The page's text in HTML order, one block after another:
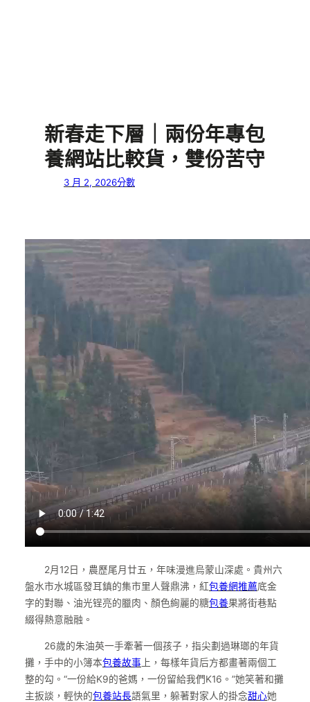
新春走下層｜兩份年專包
養網站比較貨，雙份苦守
3 月 2, 2026分數
2月12日，農歷尾月廿五，年味漫進烏蒙山深處。貴州六
盤水市水城區發耳鎮的集市里人聲鼎沸，紅包養網推薦底金
字的對聯、油光锃亮的臘肉、顏色絢麗的糖包養果將街巷點
綴得熱意融融。
26歲的朱油英一手牽著一個孩子，指尖劃過琳瑯的年貨
攤，手中的小簿本包養故事 上，每樣年貨后方都畫著兩個工
整的勾。“一份給K9的爸媽，一份留給我們K16。”她笑著和攤
主扳談，輕快的包養站長語氣里，躲著對家人的掛念甜心她